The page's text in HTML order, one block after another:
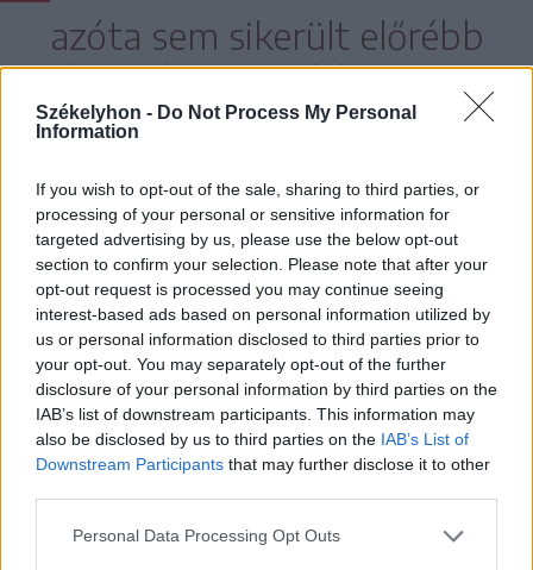
Székelyhon - Do Not Process My Personal
Information
If you wish to opt-out of the sale, sharing to third parties, or
processing of your personal or sensitive information for
targeted advertising by us, please use the below opt-out
section to confirm your selection. Please note that after your
opt-out request is processed you may continue seeing
interest-based ads based on personal information utilized by
us or personal information disclosed to third parties prior to
your opt-out. You may separately opt-out of the further
disclosure of your personal information by third parties on the
IAB’s list of downstream participants. This information may
also be disclosed by us to third parties on the IAB’s List of
Downstream Participants that may further disclose it to other
Personal Data Processing Opt Outs
azóta sem sikerült előrébb
lépni, de nem adják fel azt,
ami őket illeti.
A bányavállalat ellen csődeljárás indult,
felszámolóbiztos kezébe került, az
önkormányzatok most azért harcolnak,
hogy ne kerüljön idegen kézbe a terület.
„Reméljük, hogy idővel előrébb tudunk
lépni. A végsőkig kitartunk mellette” –
szögezte le Kisgyörgy Sándor. Ha egyszer